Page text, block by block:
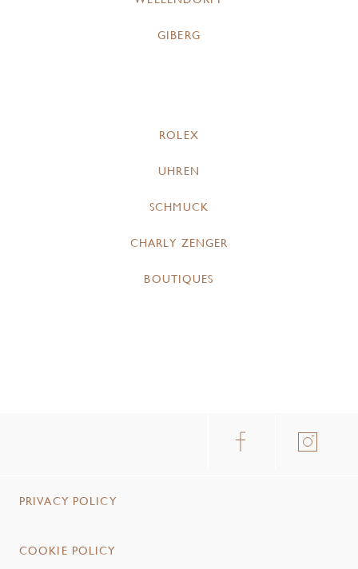
GIBERG
ROLEX
UHREN
SCHMUCK
CHARLY ZENGER
BOUTIQUES
PRIVACY POLICY
COOKIE POLICY